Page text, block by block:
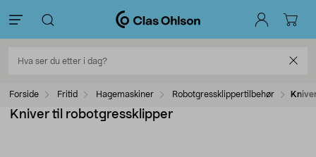
Forside Fritid Hagemaskiner Robotgressklippertilbehør
Kniver til robotgressklipper